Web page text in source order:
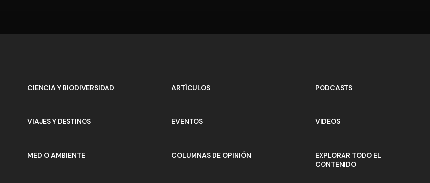
CIENCIA Y BIODIVERSIDAD
VIAJES Y DESTINOS
MEDIO AMBIENTE
ARTÍCULOS
EVENTOS
COLUMNAS DE OPINIÓN
PODCASTS
VIDEOS
EXPLORAR TODO EL
CONTENIDO